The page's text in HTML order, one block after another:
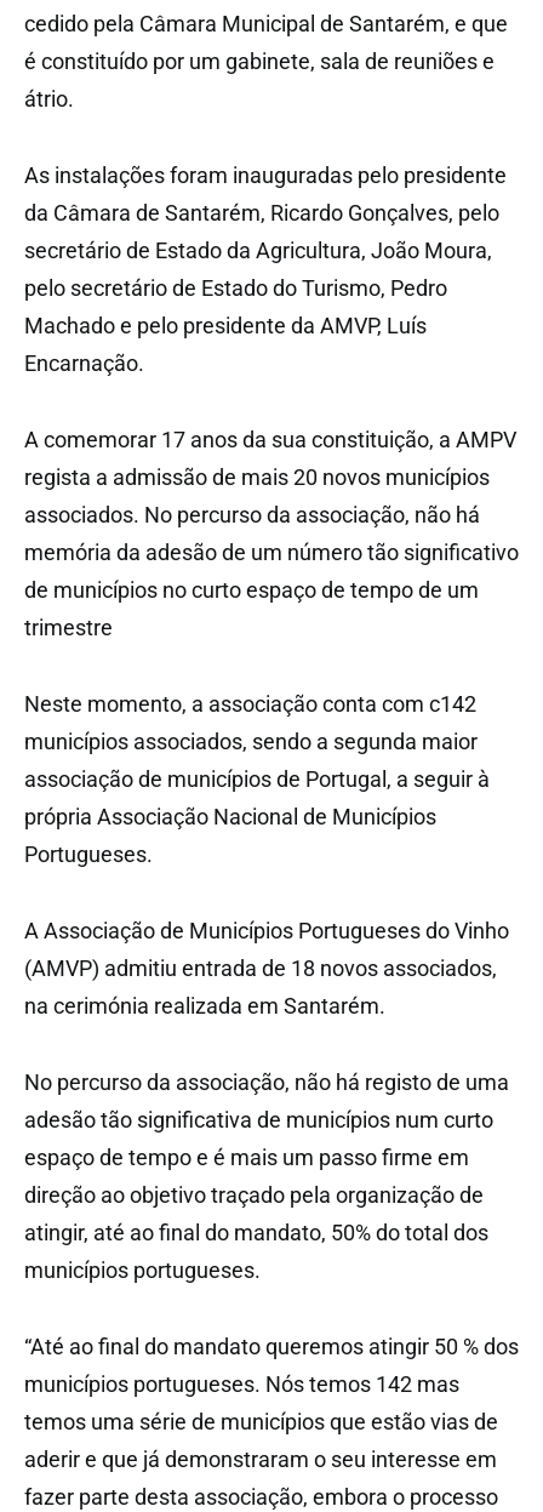
cedido pela Câmara Municipal de Santarém, e que
é constituído por um gabinete, sala de reuniões e
átrio.
As instalações foram inauguradas pelo presidente
da Câmara de Santarém, Ricardo Gonçalves, pelo
secretário de Estado da Agricultura, João Moura,
pelo secretário de Estado do Turismo, Pedro
Machado e pelo presidente da AMVP, Luís
Encarnação.
A comemorar 17 anos da sua constituição, a AMPV
regista a admissão de mais 20 novos municípios
associados. No percurso da associação, não há
memória da adesão de um número tão significativo
de municípios no curto espaço de tempo de um
trimestre
Neste momento, a associação conta com c142
municípios associados, sendo a segunda maior
associação de municípios de Portugal, a seguir à
própria Associação Nacional de Municípios
Portugueses.
A Associação de Municípios Portugueses do Vinho
(AMVP) admitiu entrada de 18 novos associados,
na cerimónia realizada em Santarém.
No percurso da associação, não há registo de uma
adesão tão significativa de municípios num curto
espaço de tempo e é mais um passo firme em
direção ao objetivo traçado pela organização de
atingir, até ao final do mandato, 50% do total dos
municípios portugueses.
“Até ao final do mandato queremos atingir 50 % dos
municípios portugueses. Nós temos 142 mas
temos uma série de municípios que estão vias de
aderir e que já demonstraram o seu interesse em
fazer parte desta associação, embora o processo